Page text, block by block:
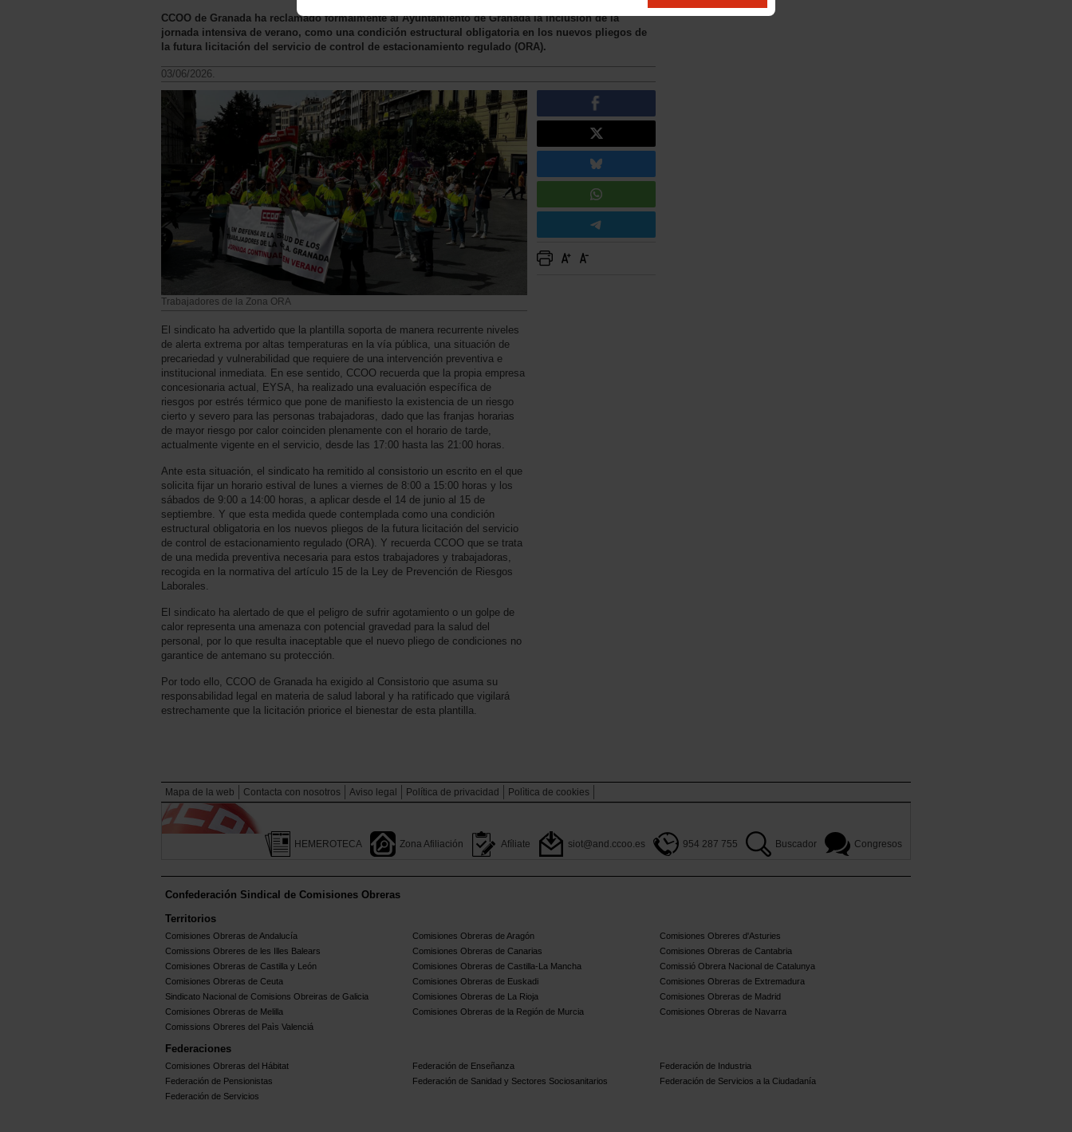
CCOO de Granada ha reclamado formalmente al Ayuntamiento de Granada la inclusión de la
jornada intensiva de verano, como una condición estructural obligatoria en los nuevos pliegos de
la futura licitación del servicio de control de estacionamiento regulado (ORA).
03/06/2026.
Trabajadores de la Zona ORA
El sindicato ha advertido que la plantilla soporta de manera recurrente niveles
de alerta extrema por altas temperaturas en la vía pública, una situación de
precariedad y vulnerabilidad que requiere de una intervención preventiva e
institucional inmediata. En ese sentido, CCOO recuerda que la propia empresa
concesionaria actual, EYSA, ha realizado una evaluación específica de
riesgos por estrés térmico que pone de manifiesto la existencia de un riesgo
cierto y severo para las personas trabajadoras, dado que las franjas horarias
de mayor riesgo por calor coinciden plenamente con el horario de tarde,
actualmente vigente en el servicio, desde las 17:00 hasta las 21:00 horas.
Ante esta situación, el sindicato ha remitido al consistorio un escrito en el que
solicita fijar un horario estival de lunes a viernes de 8:00 a 15:00 horas y los
sábados de 9:00 a 14:00 horas, a aplicar desde el 14 de junio al 15 de
septiembre. Y que esta medida quede contemplada como una condición
estructural obligatoria en los nuevos pliegos de la futura licitación del servicio
de control de estacionamiento regulado (ORA). Y recuerda CCOO que se trata
de una medida preventiva necesaria para estos trabajadores y trabajadoras,
recogida en la normativa del artículo 15 de la Ley de Prevención de Riesgos
Laborales.
El sindicato ha alertado de que el peligro de sufrir agotamiento o un golpe de
calor representa una amenaza con potencial gravedad para la salud del
personal, por lo que resulta inaceptable que el nuevo pliego de condiciones no
garantice de antemano su protección.
Por todo ello, CCOO de Granada ha exigido al Consistorio que asuma su
responsabilidad legal en materia de salud laboral y ha ratificado que vigilará
estrechamente que la licitación priorice el bienestar de esta plantilla.
Mapa de la web Contacta con nosotros Aviso legal Política de privacidad Polìtica de cookies
HEMEROTECA Zona Afiliación Afíliate siot@and.ccoo.es 954 287 755 Buscador Congresos
Confederación Sindical de Comisiones Obreras
Territorios
Comisiones Obreras de Andalucía Comisiones Obreras de Aragón
Comisiones Obreres d'Asturies
Comissions Obreres de les Illes Balears
Comisiones Obreras de Canarias
Comisiones Obreras de Cantabria
Comisiones Obreras de Castilla y León
Comisiones Obreras de Castilla-La Mancha
Comissió Obrera Nacional de Catalunya
Comisiones Obreras de Ceuta
Comisiones Obreras de Euskadi
Comisiones Obreras de Extremadura
Sindicato Nacional de Comisions Obreiras de Galicia
Comisiones Obreras de La Rioja
Comisiones Obreras de Madrid
Comisiones Obreras de Melilla
Comisiones Obreras de la Región de Murcia
Comisiones Obreras de Navarra
Comissions Obreres del Paìs Valenciá
Federaciones
Comisiones Obreras del Hábitat Federación de Enseñanza
Federación de Industria
Federación de Pensionistas
Federación de Sanidad y Sectores Sociosanitarios
Federación de Servicios a la Ciudadanía
Federación de Servicios